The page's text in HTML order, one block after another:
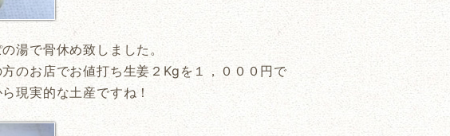
湯で骨休め致しました。
のお店でお値打ち生姜２Kgを１，０００円で
現実的な土産ですね！